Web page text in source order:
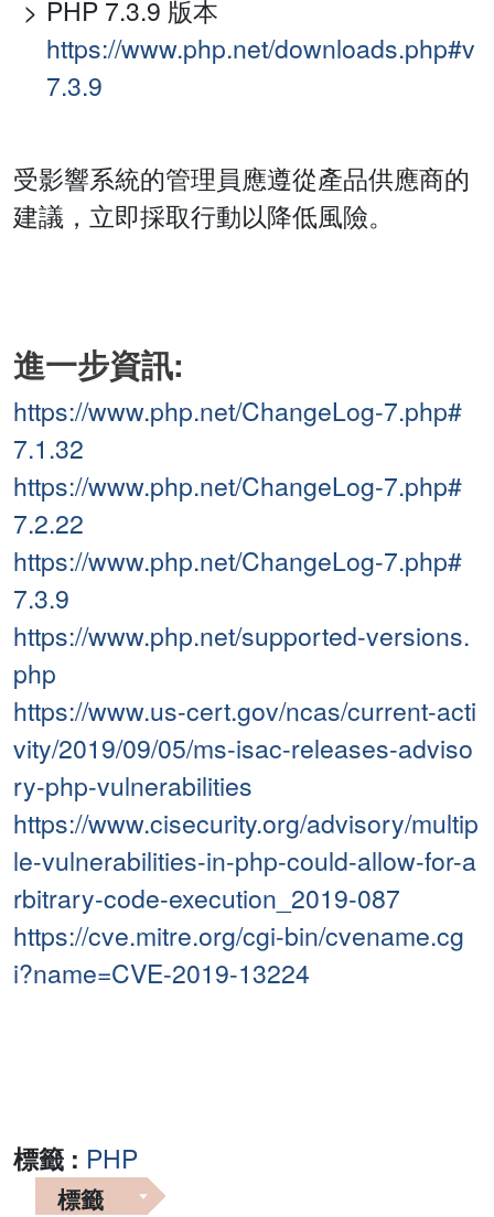
PHP 7.3.9 版本
https://www.php.net/downloads.php#v
7.3.9
受影響系統的管理員應遵從產品供應商的
建議，立即採取行動以降低風險。
進一步資訊:
https://www.php.net/ChangeLog-7.php#
7.1.32
https://www.php.net/ChangeLog-7.php#
7.2.22
https://www.php.net/ChangeLog-7.php#
7.3.9
https://www.php.net/supported-versions.
php
https://www.us-cert.gov/ncas/current-acti
vity/2019/09/05/ms-isac-releases-adviso
ry-php-vulnerabilities
https://www.cisecurity.org/advisory/multip
le-vulnerabilities-in-php-could-allow-for-a
rbitrary-code-execution_2019-087
https://cve.mitre.org/cgi-bin/cvename.cg
i?name=CVE-2019-13224
標籤 : PHP
標籤